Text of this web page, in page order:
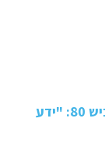
מד"א נפרד ממתנדב שנהרג בתאונה בכביש 80: "ידע